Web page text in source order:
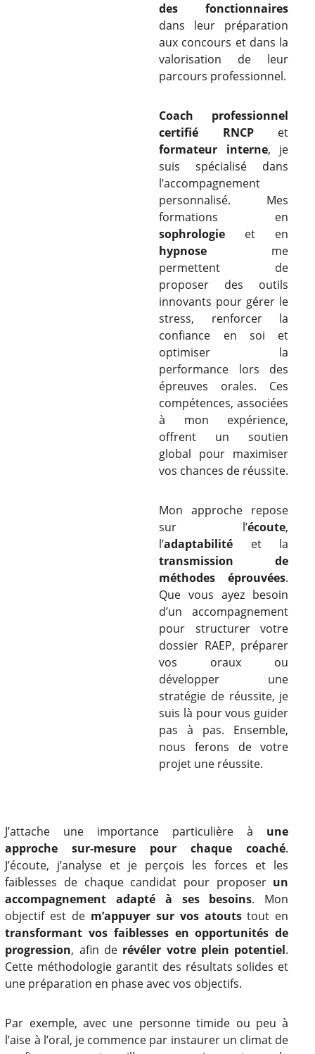
des fonctionnaires
dans leur préparation
aux concours et dans la
valorisation de leur
parcours professionnel.
Coach professionnel
certifié RNCPet
formateur interne, je
suis spécialisé dans
l’accompagnement
personnalisé. Mes
formations en
sophrologie et en
hypnose me
permettent de
proposer des outils
innovants pour gérer le
stress, renforcer la
confiance en soi et
optimiser la
performance lors des
épreuves orales. Ces
compétences, associées
à mon expérience,
offrent un soutien
global pour maximiser
vos chances de réussite.
Mon approche repose
sur l’écoute,
l’adaptabilité et la
transmission de
méthodes éprouvées.
Que vous ayez besoin
d’un accompagnement
pour structurer votre
dossier RAEP, préparer
vos oraux ou
développer une
stratégie de réussite, je
suis là pour vous guider
pas à pas. Ensemble,
nous ferons de votre
projet une réussite.
J’attache une importance particulière à une
approche sur-mesure
pour chaque coaché.
J’écoute, j’analyse et je perçois les forces et les
faiblesses de chaque candidat pour proposer un
accompagnement adapté à ses besoins. Mon
objectif est de m’appuyer sur vos atoutstout en
transformant vos faiblesses en opportunités de
progression, afin de révéler votre plein potentiel.
Cette méthodologie garantit des résultats solides et
une préparation en phase avec vos objectifs.
Par exemple, avec une personne timide ou peu à
l’aise à l’oral, je commence par instaurer un climat de